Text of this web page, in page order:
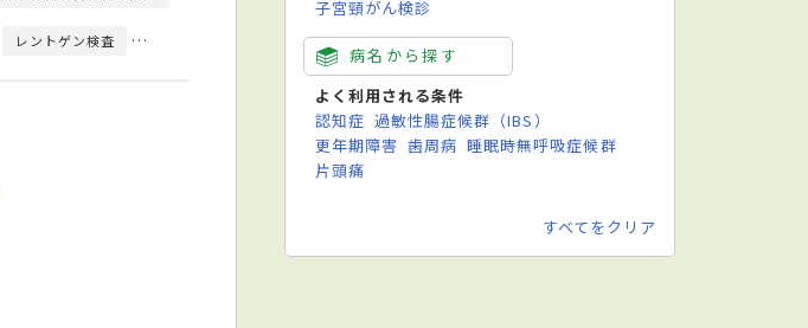
レントゲン検査 胸腹部レントゲン検査
子宮頸がん検診
病名から探す
よく利用される条件
認知症 過敏性腸症候群（IBS）
更年期障害 歯周病 睡眠時無呼吸症候群
片頭痛
すべてをクリア